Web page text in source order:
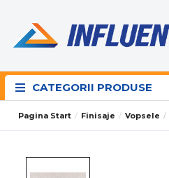
CATEGORII PRODUSE
Pagina Start Finisaje Vopsele